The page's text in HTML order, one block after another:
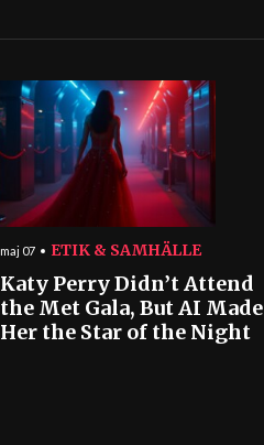
maj 07 ETIK & SAMHÄLLE
Katy Perry Didn’t Attend
the Met Gala, But AI Made
Her the Star of the Night